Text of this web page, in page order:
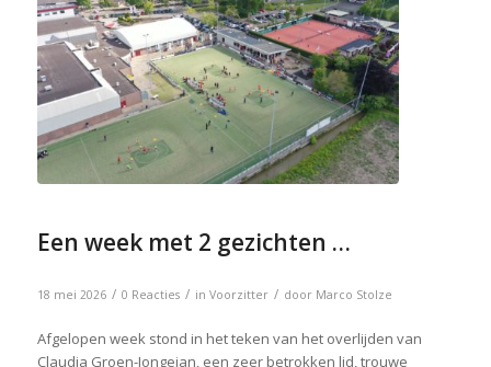
Een week met 2 gezichten …
18 mei 2026 / 0 Reacties / in Voorzitter / door Marco Stolze
Afgelopen week stond in het teken van het overlijden van
Claudia Groen-Jongejan, een zeer betrokken lid, trouwe